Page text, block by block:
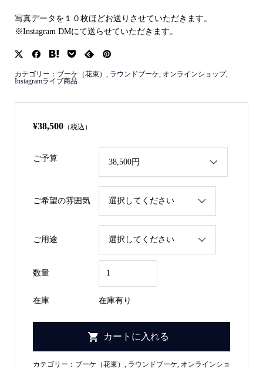
写真データを１０枚ほどお送りさせていただきます。
※Instagram DMにて送らせていただきます。
カテゴリー： ブーケ（花束） ラウンドブーケ オンラインショップ,
Instagramライブ商品
¥38,500（税込）
ご予算
ご希望の雰囲気
ご用途
数量
在庫 在庫有り
カテゴリー： ブーケ（花束） ラウンドブーケ オンラインショ